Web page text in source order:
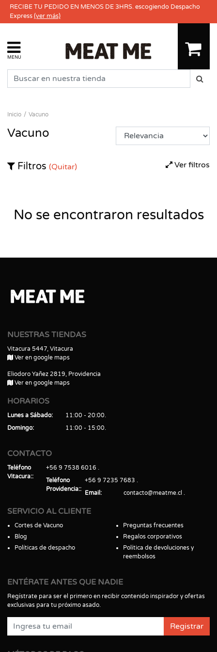
RECIBE TU PEDIDO EN MENOS DE 3HRS. escogiendo Despacho
Express(ver más)
MENU
Inicio Vacuno
Vacuno
Ver filtros
Filtros (Quitar)
No se encontraron resultados
NUESTRAS TIENDAS
Vitacura 5447, Vitacura
Ver en google maps
Eliodoro Yañez 2819, Providencia
Ver en google maps
HORARIOS
Lunes a Sábado
11:00 - 20:00
Domingo
11:00 - 15:00
CONTACTO
Teléfono
Vitacura:
+56 9 7538 6016
Teléfono
Providencia:
+56 9 7235 7683
Email
contacto@meatme.cl
SERVICIO AL CLIENTE
Cortes de Vacuno
Blog
Políticas de despacho
Preguntas frecuentes
Regalos corporativos
Política de devoluciones y
reembolsos
ENTÉRATE ANTES QUE NADIE
Regístrate para ser el primero en recibir contenido inspirador y ofertas
exclusivas para tu próximo asado.
Registrar